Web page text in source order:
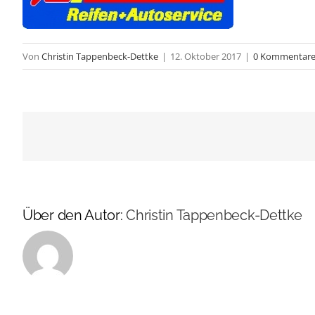
Von Christin Tappenbeck-Dettke | 12. Oktober 2017 | 0 Kommentare
Über den Autor:Christin Tappenbeck-Dettke